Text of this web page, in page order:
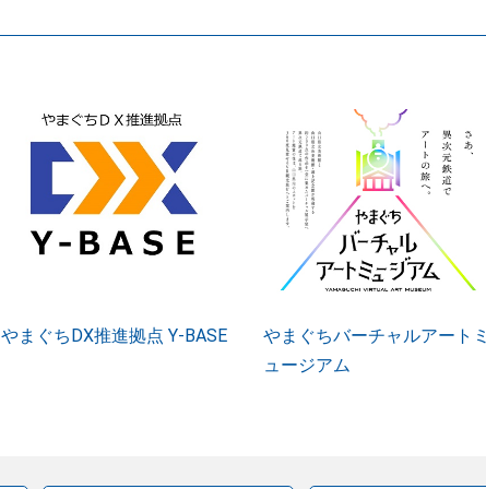
やまぐちDX推進拠点 Y-BASE
やまぐちバーチャルアートミ
ュージアム